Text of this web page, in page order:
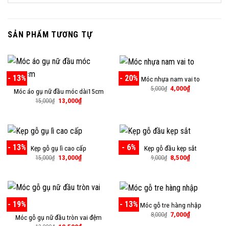
SẢN PHẨM TƯƠNG TỰ
- 13%
Móc áo gụ nữ đầu móc dài15cm
15,000₫ Giá
gốc
13,000₫Giá
hiện
- 20% Móc nhựa nam vai to
5,000₫ Giá
gốc
4,000₫Giá
- 13% Kẹp gỗ gụ lì cao cấp
15,000₫ Giá
gốc
13,000₫Giá
hiện
13,000₫.
- 6% Kẹp gỗ đầu kẹp sắt
9,000₫ Giá
gốc
8,500₫Giá
8,500₫.
- 19%
Móc gỗ gụ nữ đầu tròn vai đệm
- 13% Móc gỗ tre hàng nhập
8,000₫ Giá
gốc
7,000₫Giá